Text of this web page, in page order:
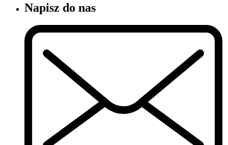
Napisz do nas